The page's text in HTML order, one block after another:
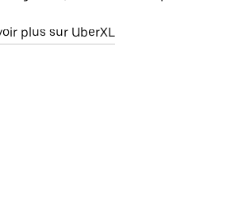
plus sur UberXL